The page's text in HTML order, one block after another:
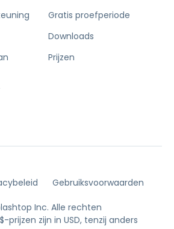
Gratis proefperiode
Downloads
Prijzen
Gebruiksvoorwaarden
Inc. Alle rechten
prijzen zijn in USD, tenzij anders